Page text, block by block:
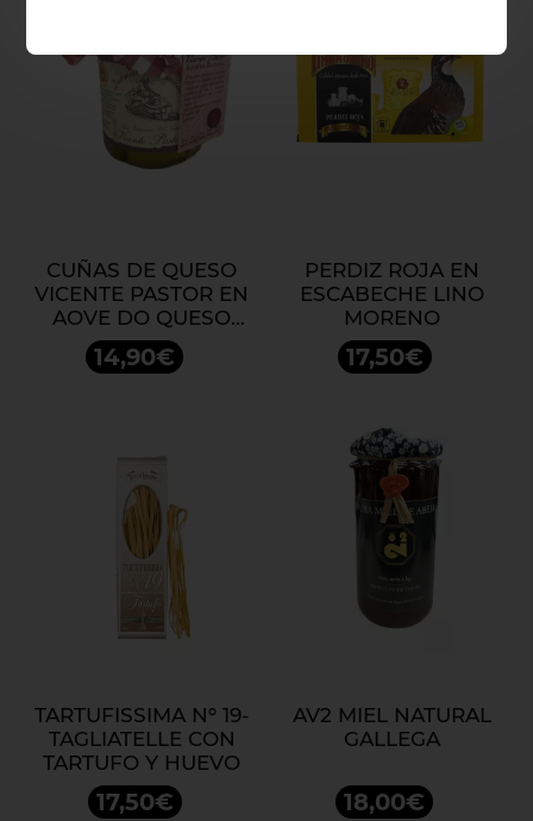
CUÑAS DE QUESO
VICENTE PASTOR EN
AOVE DO QUESO
ZAMORANO
14,90€
PERDIZ ROJA EN
ESCABECHE LINO
MORENO
17,50€
TARTUFISSIMA Nº 19-
TAGLIATELLE CON
TARTUFO Y HUEVO
17,50€
AV2 MIEL NATURAL
GALLEGA
18,00€